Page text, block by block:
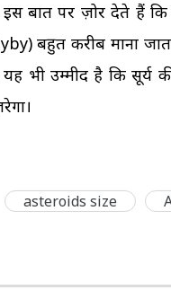
पर ज़ोर देते हैं कि
बहुत करीब माना
भी उम्मीद है कि सूर्य
asteroids size